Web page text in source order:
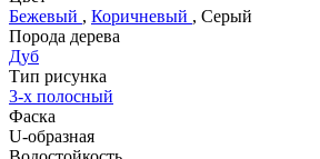
Бежевый , Коричневый , Серый
Порода дерева
Дуб
Тип рисунка
3-х полосный
Фаска
U-образная